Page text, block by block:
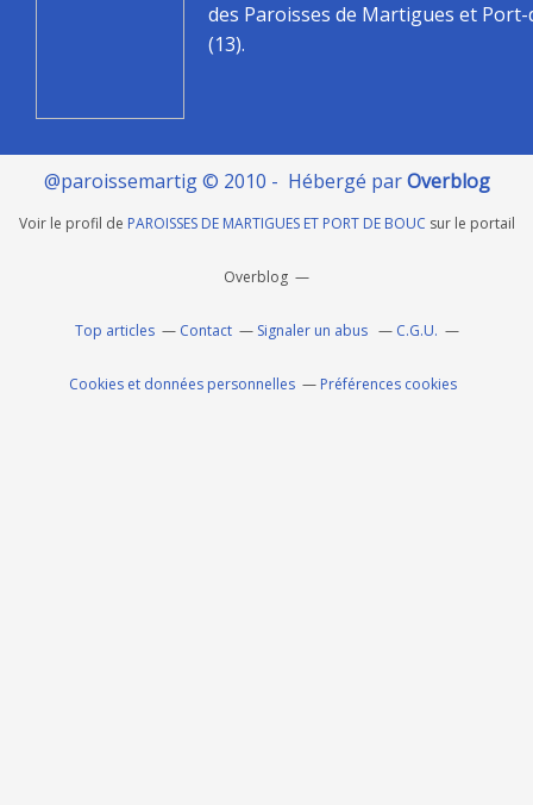
des Paroisses de Martigues et
(13).
@paroissemartig © 2010 - Hébergé parOverblog
Voir le profil de PAROISSES DE MARTIGUES ET PORT DE BOUC sur le portail
Overblog
Top articles Contact Signaler un abus C.G.U.
Cookies et données personnelles Préférences cookies